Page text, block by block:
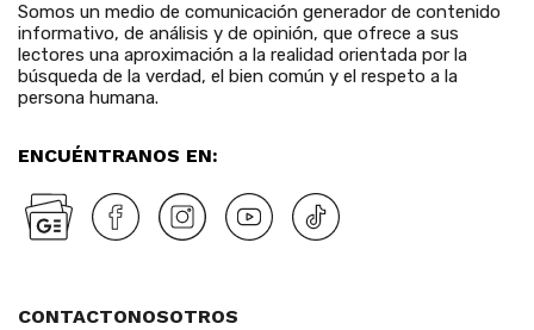
Somos un medio de comunicación generador de contenido
informativo, de análisis y de opinión, que ofrece a sus
lectores una aproximación a la realidad orientada por la
búsqueda de la verdad, el bien común y el respeto a la
persona humana.
ENCUÉNTRANOS EN:
CONTACTONOSOTROS